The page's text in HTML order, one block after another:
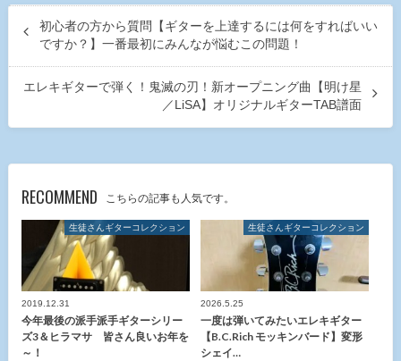
初心者の方から質問【ギターを上達するには何をすればいい
ですか？】一番最初にみんなが悩むこの問題！
エレキギターで弾く！鬼滅の刃！新オープニング曲【明け星
／LiSA】オリジナルギターTAB譜面
RECOMMEND こちらの記事も人気です。
生徒さんギターコレクション
2019.12.31
今年最後の派手派手ギターシリー
ズ3＆ヒラマサ 皆さん良いお年を
～！
生徒さんギターコレクション
2026.5.25
一度は弾いてみたいエレキギター
【B.C.Rich モッキンバード】変形
シェイ…